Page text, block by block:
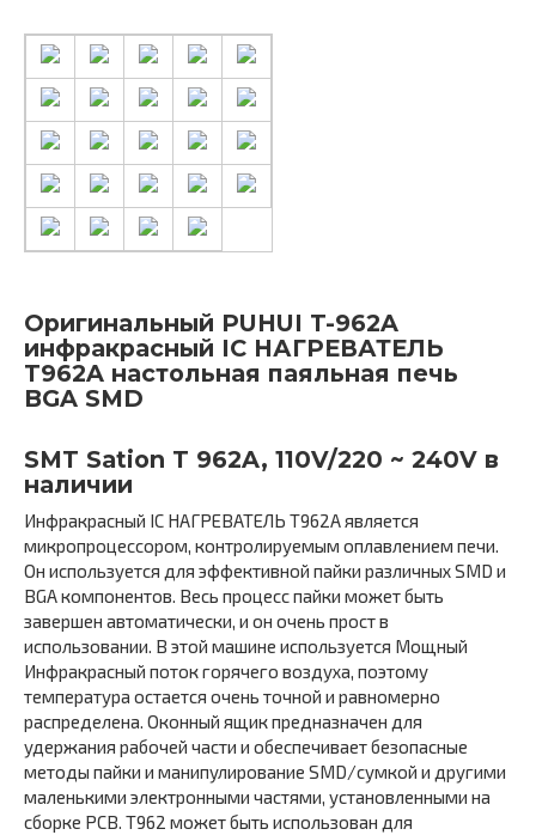
Оригинальный PUHUI T-962A
инфракрасный IC НАГРЕВАТЕЛЬ
T962A настольная паяльная печь
BGA SMD
SMT Sation T 962A, 110V/220 ~ 240V в
наличии
Инфракрасный IC НАГРЕВАТЕЛЬ T962A является
микропроцессором, контролируемым оплавлением печи.
Он используется для эффективной пайки различных SMD и
BGA компонентов. Весь процесс пайки может быть
завершен автоматически, и он очень прост в
использовании. В этой машине используется Мощный
Инфракрасный поток горячего воздуха, поэтому
температура остается очень точной и равномерно
распределена. Оконный ящик предназначен для
удержания рабочей части и обеспечивает безопасные
методы пайки и манипулирование SMD/сумкой и другими
маленькими электронными частями, установленными на
сборке PCB. T962 может быть использован для